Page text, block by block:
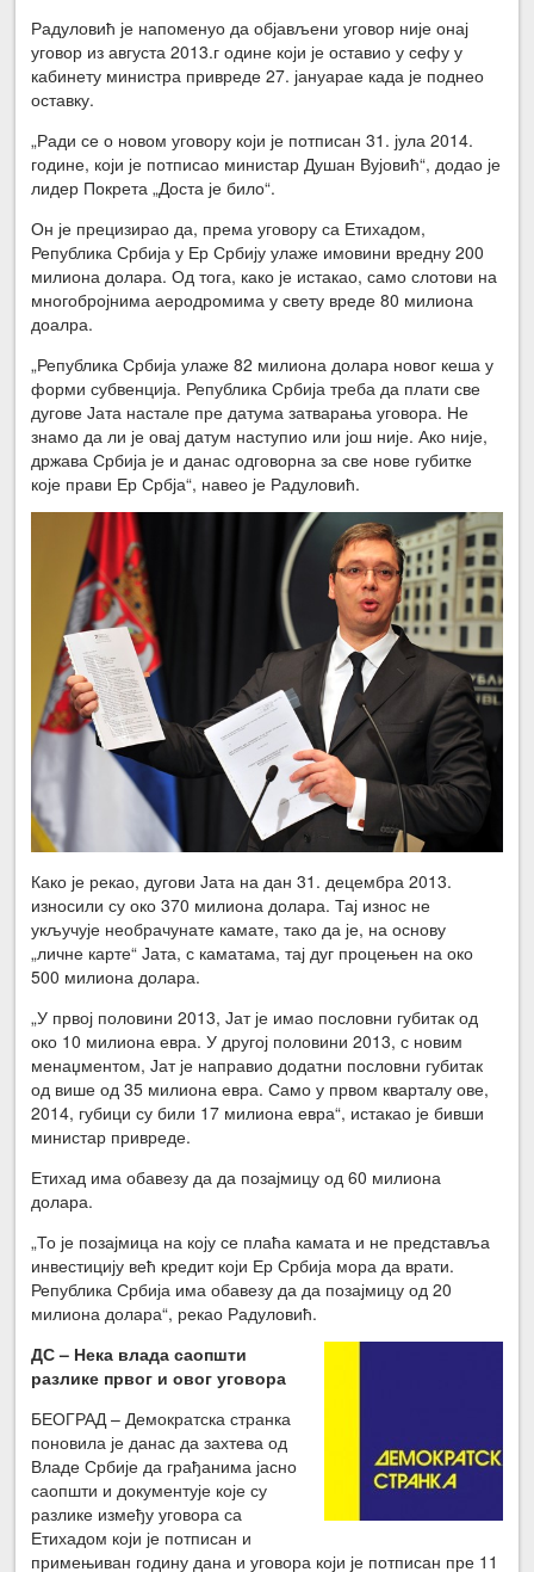
Радуловић је напоменуо да објављени уговор није онај
уговор из августа 2013.г одине који је оставио у сефу у
кабинету министра привреде 27. јануарае када је поднео
оставку.
„Ради се о новом уговору који је потписан 31. јула 2014.
године, који је потписао министар Душан Вујовић“, додао је
лидер Покрета „Доста је било“.
Он је прецизирао да, према уговору са Етихадом,
Република Србија у Ер Србију улаже имовини вредну 200
милиона долара. Од тога, како је истакао, само слотови на
многобројнима аеродромима у свету вреде 80 милиона
доалра.
„Република Србија улаже 82 милиона долара новог кеша у
форми субвенција. Република Србија треба да плати све
дугове Јата настале пре датума затварања уговора. Не
знамо да ли је овај датум наступио или још није. Ако није,
држава Србија је и данас одговорна за све нове губитке
које прави Ер Србја“, навео је Радуловић.
Како је рекао, дугови Јата на дан 31. децембра 2013.
износили су око 370 милиона долара. Тај износ не
укључује необрачунате камате, тако да је, на основу
„личне карте“ Јата, с каматама, тај дуг процењен на око
500 милиона долара.
„У првој половини 2013, Јат је имао пословни губитак од
око 10 милиона евра. У другој половини 2013, с новим
менаџментом, Јат је направио додатни пословни губитак
од више од 35 милиона евра. Само у првом кварталу ове,
2014, губици су били 17 милиона евра“, истакао је бивши
министар привреде.
Етихад има обавезу да да позајмицу од 60 милиона
долара.
„То је позајмица на коју се плаћа камата и не представља
инвестицију већ кредит који Ер Србија мора да врати.
Република Србија има обавезу да да позајмицу од 20
милиона долара“, рекао Радуловић.
ДС – Нека влада саопшти
разлике првог и овог уговора
БЕОГРАД – Демократска странка
поновила је данас да захтева од
Владе Србије да грађанима јасно
саопшти и документује које су
разлике између уговора са
Етихадом који је потписан и
примењиван годину дана и уговора који је потписан пре 11